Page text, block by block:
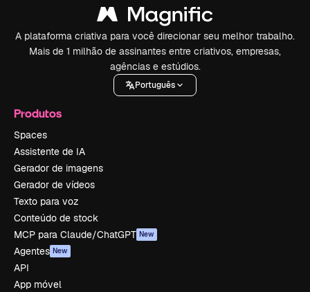
A plataforma criativa para você direcionar seu melhor trabalho.
Mais de 1 milhão de assinantes entre criativos, empresas,
agências e estúdios.
Português
Produtos
Spaces
Assistente de IA
Gerador de imagens
Gerador de vídeos
Texto para voz
Conteúdo de stock
MCP para Claude/ChatGPT New
Agentes New
API
App móvel